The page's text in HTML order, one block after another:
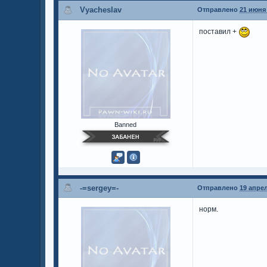
Vyacheslav Отправлено21 июня
Banned
поставил +
-=sergey=- Отправлено19
норм.